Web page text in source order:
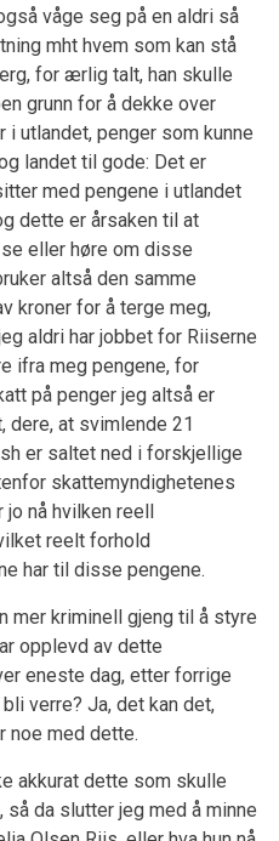
våge seg på en aldri så
mht hvem som kan stå
for ærlig talt, han skulle
grunn for å dekke over
i utlandet, penger som kunne
landet til gode: Det er
med pengene i utlandet
dette er årsaken til at
se eller høre om disse
altså den samme
kroner for å terge meg,
aldri har jobbet for Riiserne
ifra meg pengene, for
på penger jeg altså er
dere, at svimlende 21
er saltet ned i forskjellige
skattemyndighetenes
nå hvilken reell
reelt forhold
har til disse pengene.
mer kriminell gjeng til å styre
opplevd av dette
eneste dag, etter forrige
verre? Ja, det kan det,
noe med dette.
akkurat dette som skulle
da slutter jeg med å minne